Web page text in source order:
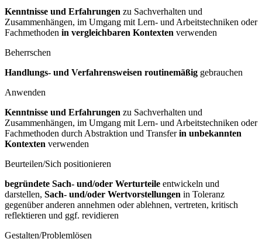
Kenntnisse und Erfahrungen zu Sachverhalten und
Zusammenhängen, im Umgang mit Lern- und Arbeitstechniken oder
Fachmethoden in vergleichbaren Kontexten verwenden
Beherrschen
Handlungs- und Verfahrensweisen routinemäßig gebrauchen
Anwenden
Kenntnisse und Erfahrungen zu Sachverhalten und
Zusammenhängen, im Umgang mit Lern- und Arbeitstechniken oder
Fachmethoden durch Abstraktion und Transferin unbekannten
Kontexten verwenden
Beurteilen/Sich positionieren
begründete Sach- und/oder Werturteile entwickeln und
darstellen, Sach- und/oder Wertvorstellungen in Toleranz
gegenüber anderen annehmen oder ablehnen, vertreten, kritisch
reflektieren und ggf. revidieren
Gestalten/Problemlösen